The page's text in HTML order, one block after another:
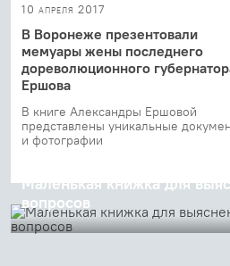
10 апреля 2017
В Воронеже презентовали
мемуары жены последнего
дореволюционного
Ершова
В книге Александры Ершовой
представлены уникальные
и фотографии
Маленькая книжка для
вопросов